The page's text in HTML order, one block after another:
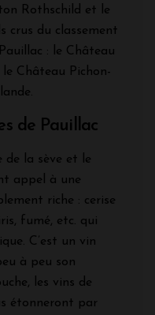
Rothschild et le
crus du classement
: le Château
Château Pichon-
de Pauillac
de la sève et le
appel à une
riche : cerise
fumé, etc. qui
C’est un vin
à peu son
les vins de
étonneront par